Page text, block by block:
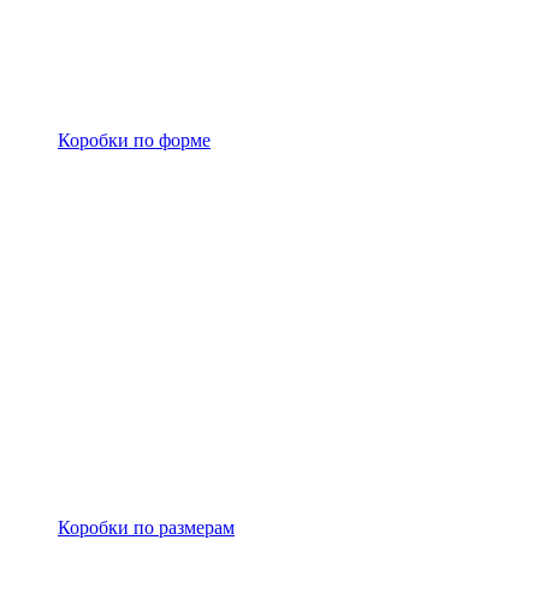
Коробки по форме
Коробки по размерам